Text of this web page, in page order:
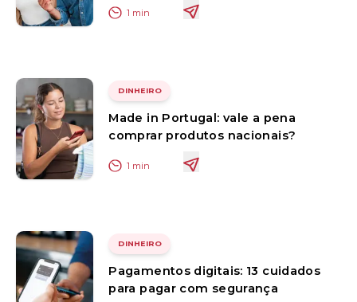
1 min
DINHEIRO
Made in Portugal: vale a pena
comprar produtos nacionais?
1 min
DINHEIRO
Pagamentos digitais: 13 cuidados
para pagar com segurança